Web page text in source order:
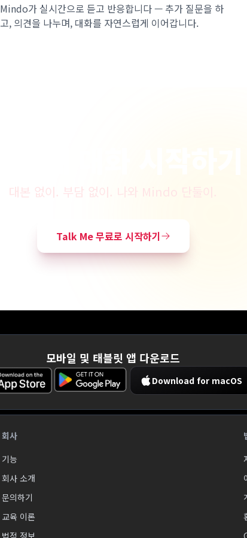
Mindo가 실시간으로 듣고 반응합니다 — 추가 질문을 하
고, 의견을 나누며, 대화를 자연스럽게 이어갑니다.
대본 없이. 부담 없이. 나와 Mindo 단둘이.
Talk Me 무료로 시작하기
모바일 및 태블릿 앱 다운로드
Download for macOS
회사
기능
회사 소개
문의하기
교육 이론
법적 정보